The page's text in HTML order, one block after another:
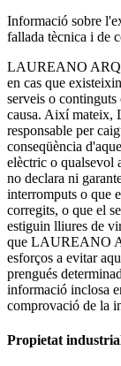
Informació sobre
fallada tècnica i de
LAUREANO
en cas que
serveis o
causa. Així
responsable per
conseqüència
elèctric o
no declara ni
interromputs o que
corregits, o que el
estiguin lliures de
que LAUREANO
esforços a evitar
prengués
informació inclosa
comprovació de la
Propietat